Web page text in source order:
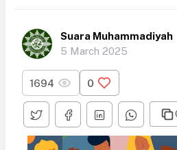
Suara Muhammadiyah
5 March 2025
1694 0